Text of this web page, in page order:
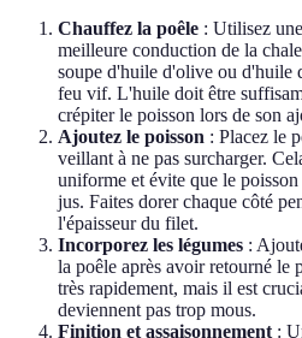
Chauffez la poêle : Utilisez une
meilleure conduction de la
soupe d'huile d'olive ou d'huile
feu vif. L'huile doit être
crépiter le poisson lors de son
Ajoutez le poisson : Placez le
veillant à ne pas surcharger.
uniforme et évite que le
jus. Faites dorer chaque côté
l'épaisseur du filet.
Incorporez les légumes :
la poêle après avoir retourné le
très rapidement, mais il est
deviennent pas trop mous.
Finition et assaisonnement :